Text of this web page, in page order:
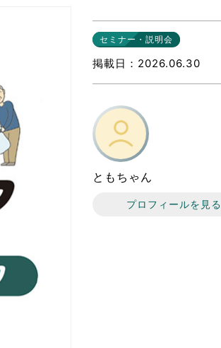
ィア みんなのVOICE
参加できるボランティア
セミナー・説明会
掲載日 2026.06.30
ともちゃん
プロフィールを見る